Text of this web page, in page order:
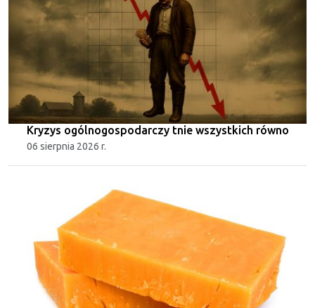
Kryzys ogólnogospodarczy tnie wszystkich równo
06 sierpnia 2026 r.